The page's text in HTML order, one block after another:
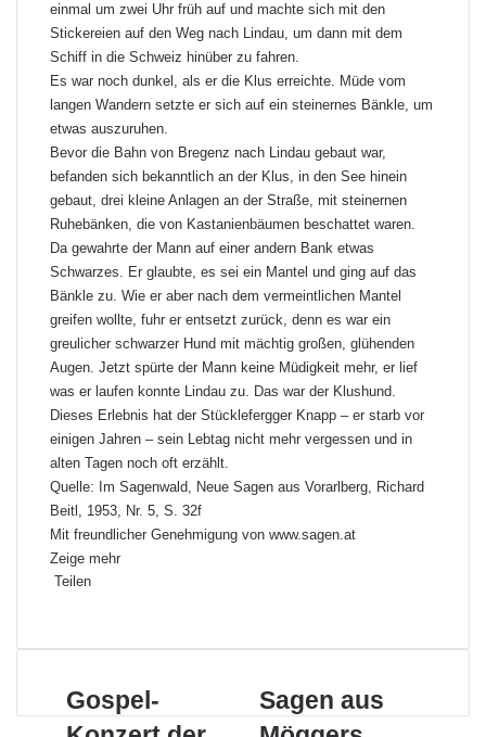
einmal um zwei Uhr früh auf und machte sich mit den
Stickereien auf den Weg nach Lindau, um dann mit dem
Schiff in die Schweiz hinüber zu fahren.
Es war noch dunkel, als er die Klus erreichte. Müde vom
langen Wandern setzte er sich auf ein steinernes Bänkle, um
etwas auszuruhen.
Bevor die Bahn von Bregenz nach Lindau gebaut war,
befanden sich bekanntlich an der Klus, in den See hinein
gebaut, drei kleine Anlagen an der Straße, mit steinernen
Ruhebänken, die von Kastanienbäumen beschattet waren.
Da gewahrte der Mann auf einer andern Bank etwas
Schwarzes. Er glaubte, es sei ein Mantel und ging auf das
Bänkle zu. Wie er aber nach dem vermeintlichen Mantel
greifen wollte, fuhr er entsetzt zurück, denn es war ein
greulicher schwarzer Hund mit mächtig großen, glühenden
Augen. Jetzt spürte der Mann keine Müdigkeit mehr, er lief
was er laufen konnte Lindau zu. Das war der Klushund.
Dieses Erlebnis hat der Stücklefergger Knapp – er starb vor
einigen Jahren – sein Lebtag nicht mehr vergessen und in
alten Tagen noch oft erzählt.
Quelle: Im Sagenwald, Neue Sagen aus Vorarlberg, Richard
Beitl, 1953, Nr. 5, S. 32f
Mit freundlicher Genehmigung von www.sagen.at
Zeige mehr
Teilen
c
o
n
e
d
n
e
r
a
s
A
i
e
p
u
k
e
G
o
Gospel-
S
a
Sagen aus